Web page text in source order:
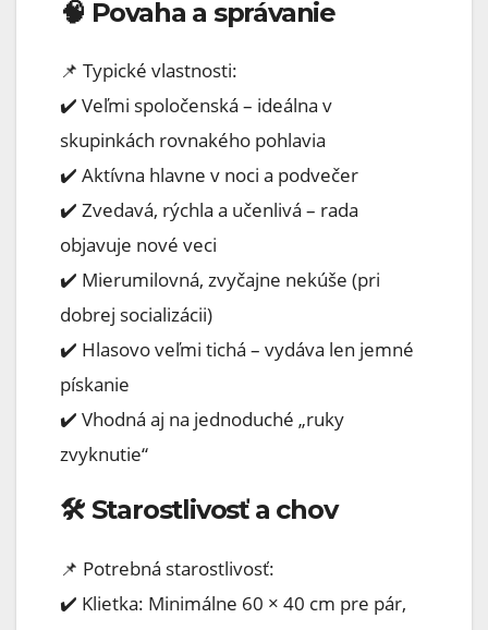
🧠 Povaha a správanie
📌 Typické vlastnosti:
✔️ Veľmi spoločenská – ideálna v
skupinkách rovnakého pohlavia
✔️ Aktívna hlavne v noci a podvečer
✔️ Zvedavá, rýchla a učenlivá – rada
objavuje nové veci
✔️ Mierumilovná, zvyčajne nekúše (pri
dobrej socializácii)
✔️ Hlasovo veľmi tichá – vydáva len jemné
pískanie
✔️ Vhodná aj na jednoduché „ruky
zvyknutie“
🛠 Starostlivosť a chov
📌 Potrebná starostlivosť:
✔️ Klietka: Minimálne 60 × 40 cm pre pár,